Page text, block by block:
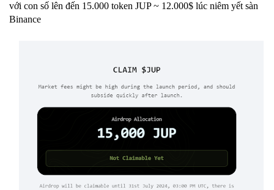
với con số lên đến 15.000 token JUP ~ 12.000$ lúc niêm yết sàn
Binance